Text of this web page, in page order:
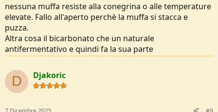
nessuna muffa resiste alla conegrina o alle temperature
elevate. Fallo all'aperto perchè la muffa si stacca e
puzza.
Altra cosa il bicarbonato che un naturale
antifermentativo e quindi fa la sua parte
D Djakoric